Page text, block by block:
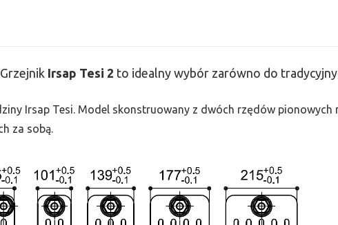
Grzejnik Irsap Tesi 2 to idealny wybór zarówno do
Irsap Tesi. Model skonstruowany z dwóch rzędów pionowych
za sobą.